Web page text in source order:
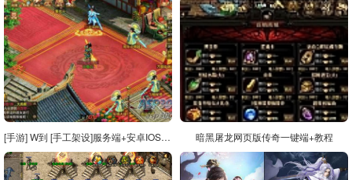
[手游] W到 [手工架设]服务端+安卓IOS客户端+详细架设教程+视频架设教程 暗黑屠龙网页版传奇一键端+教程